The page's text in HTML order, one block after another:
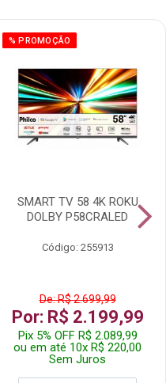
% PROMOÇÃO
SMART TV 58 4K ROKU
DOLBY P58CRALED
Código: 255913
De: R$ 2.699,99
Por: R$ 2.199,99
Pix 5% OFF R$ 2.089,99
ou em até 10x R$ 220,00
Sem Juros